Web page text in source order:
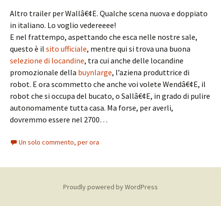
Altro trailer per Wallâ€¢E. Qualche scena nuova e doppiato
in italiano. Lo voglio vedereeee!
E nel frattempo, aspettando che esca nelle nostre sale,
questo è il sito ufficiale, mentre qui si trova una buona
selezione di locandine, tra cui anche delle locandine
promozionale della buynlarge, l’aziena produttrice di
robot. E ora scommetto che anche voi volete Wendâ€¢E, il
robot che si occupa del bucato, o Sallâ€¢E, in grado di pulire
autonomamente tutta casa. Ma forse, per averli,
dovremmo essere nel 2700…
Un solo commento, per ora
Proudly powered by WordPress